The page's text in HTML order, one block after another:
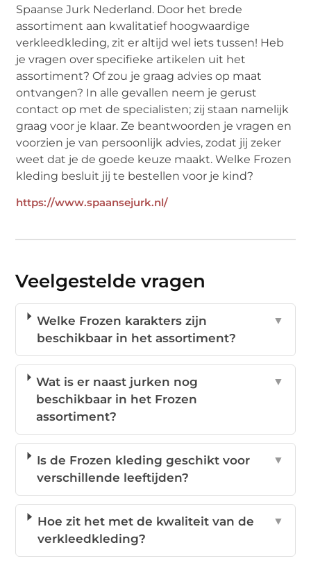
Spaanse Jurk Nederland. Door het brede
assortiment aan kwalitatief hoogwaardige
verkleedkleding, zit er altijd wel iets tussen! Heb
je vragen over specifieke artikelen uit het
assortiment? Of zou je graag advies op maat
ontvangen? In alle gevallen neem je gerust
contact op met de specialisten; zij staan namelijk
graag voor je klaar. Ze beantwoorden je vragen en
voorzien je van persoonlijk advies, zodat jij zeker
weet dat je de goede keuze maakt. Welke Frozen
kleding besluit jij te bestellen voor je kind?
https://www.spaansejurk.nl/
Veelgestelde vragen
Welke Frozen karakters zijn
beschikbaar in het assortiment?
▼
Wat is er naast jurken nog
beschikbaar in het Frozen
assortiment?
▼
Is de Frozen kleding geschikt voor
verschillende leeftijden?
▼
Hoe zit het met de kwaliteit van de
verkleedkleding?
▼